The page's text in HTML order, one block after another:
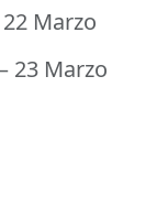
Marzo
23 Marzo